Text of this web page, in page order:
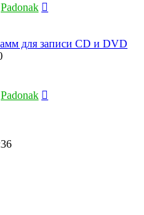
Padonak
для записи CD и DVD
Padonak